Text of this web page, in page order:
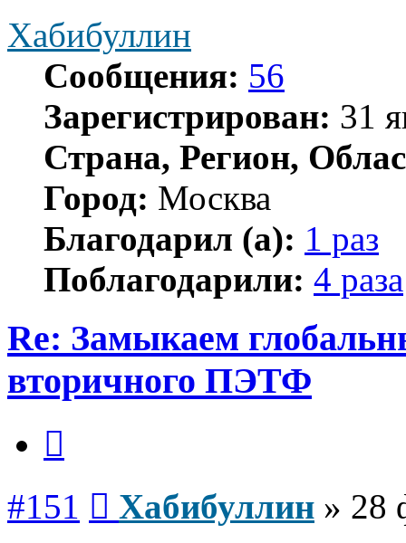
Хабибуллин
Сообщения: 56
Зарегистрирован: 31
Страна, Регион,
Город: Москва
Благодарил (а): 1 раз
Поблагодарили: 4 раза
Re: Замыкаем
вторичного ПЭТФ
#151 Хабибуллин » 28